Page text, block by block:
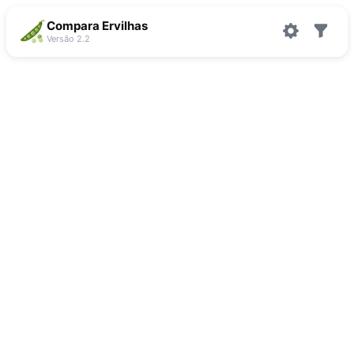
Compara Ervilhas
Versão 2.2